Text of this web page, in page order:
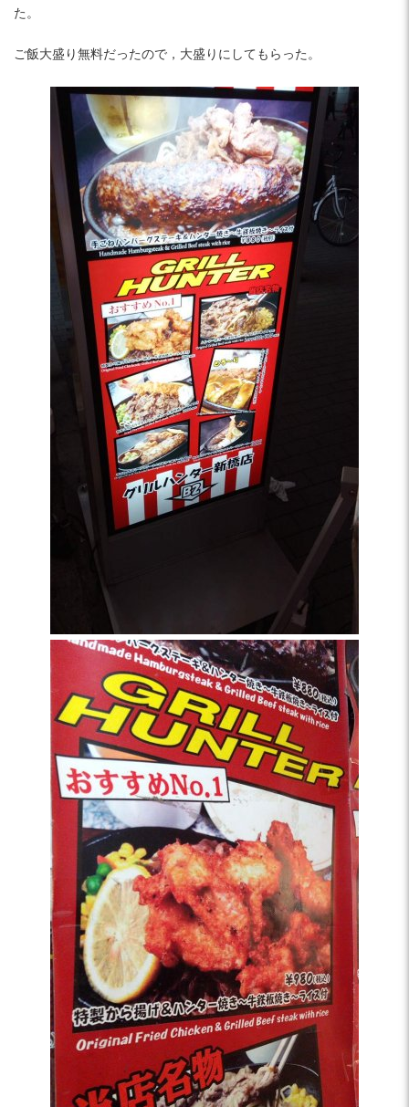
た。
ご飯大盛り無料だったので，大盛りにしてもらった。